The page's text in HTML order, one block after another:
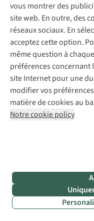
juillet 2020,
Beuckelaer
devient la
nouvelle
d’A.S.Adventure
et de Juttu.
C’est
l’entreprise.
Grâce à ses
années
sur la
durabilité
En tant que
détaillant de
produits de
plein air,
pouvons
inciter les
marques et
production
plus
durable.
Mais nous
vous montrer des
site web. En outre, des
réseaux sociaux. En
acceptez cette option.
même question à
préférences concernant
site Internet pour une
modifier vos
matière de cookies au
Notre cookie policy